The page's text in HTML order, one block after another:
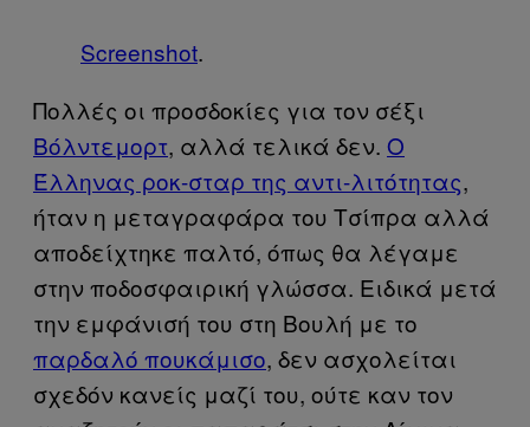
Screenshot.
Πολλές οι προσδοκίες για τον σέξι
Βόλντεμορτ, αλλά τελικά δεν. Ο
Έλληνας ροκ-σταρ της αντι-λιτότητας,
ήταν η μεταγραφάρα του Τσίπρα αλλά
αποδείχτηκε παλτό, όπως θα λέγαμε
στην ποδοσφαιρική γλώσσα. Ειδικά μετά
την εμφάνισή του στη Βουλή με το
παρδαλό πουκάμισο, δεν ασχολείται
σχεδόν κανείς μαζί του, ούτε καν τον